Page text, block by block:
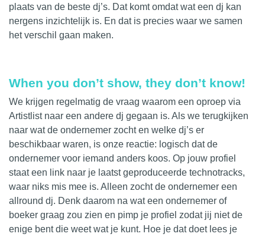
plaats van de beste dj’s. Dat komt omdat wat een dj kan
nergens inzichtelijk is. En dat is precies waar we samen
het verschil gaan maken.
When you don’t show, they don’t know!
We krijgen regelmatig de vraag waarom een oproep via
Artistlist naar een andere dj gegaan is. Als we terugkijken
naar wat de ondernemer zocht en welke dj’s er
beschikbaar waren, is onze reactie: logisch dat de
ondernemer voor iemand anders koos. Op jouw profiel
staat een link naar je laatst geproduceerde technotracks,
waar niks mis mee is. Alleen zocht de ondernemer een
allround dj. Denk daarom na wat een ondernemer of
boeker graag zou zien en pimp je profiel zodat jij niet de
enige bent die weet wat je kunt. Hoe je dat doet lees je